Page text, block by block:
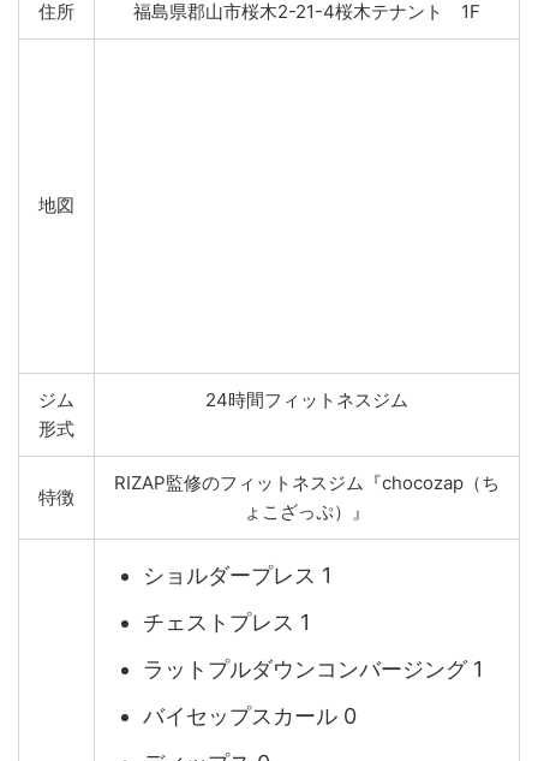
住所 福島県郡山市桜木2-21-4桜木テナント 1F
地図
ジム
形式
24時間フィットネスジム
特徴
RIZAP監修のフィットネスジム『chocozap（ち
ょこざっぷ）』
ショルダープレス 1
チェストプレス 1
ラットプルダウンコンバージング 1
バイセップスカール 0